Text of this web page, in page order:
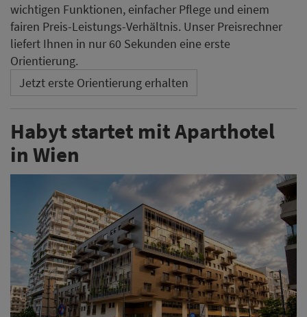
Habyt hat den ersten Standort in der österreichischen
Hauptstadt eröffnet. Bei dem Objekt handelt es sich
um ein Aparthotel für Kurz- und Langzeitaufenthalte,
das insgesamt 319 Studios auf sieben Etagen umfasst.
Weiterlesen